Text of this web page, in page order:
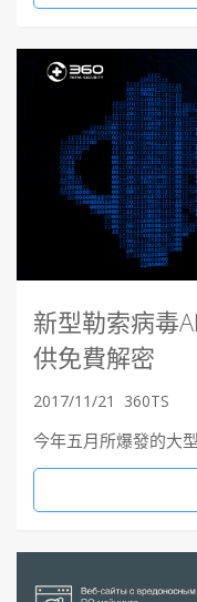
新型勒索病毒
供免費解密
2017/11/21 360TS
今年五月所爆發的大